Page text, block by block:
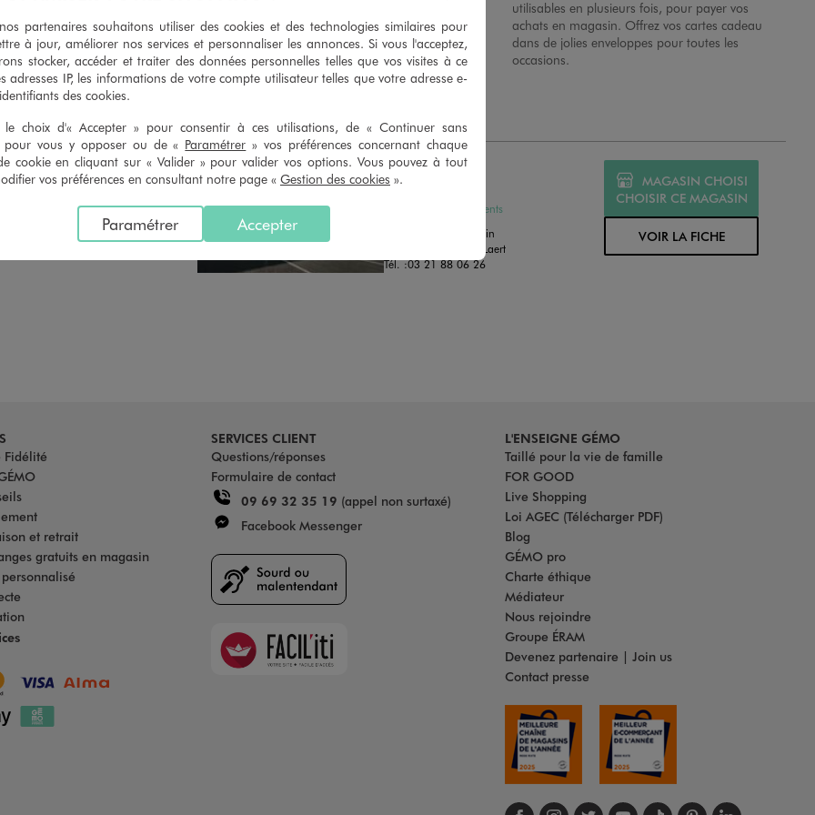
utilisables en plusieurs fois, pour payer vos
achats en magasin. Offrez vos cartes cadeau
dans de jolies enveloppes pour toutes les
occasions.
MAGASIN CHOISI
VOIR LA FICHE
Distance :
30.2 Km GEMO ST OMER
FERMÉ
Chaussures et Vêtements
Lieu Dit Le Long Jardin
62500 St Martin Au Laert
Tél. :03 21 88 06 26
MAGASIN CHOISI
CHOISIR CE MAGASIN
VOIR LA FICHE
Fidélité
et retrait
gratuits en magasin
SERVICES CLIENT
Questions/réponses
Formulaire de contact
09 69 32 35 19 (appel non surtaxé)
Facebook Messenger
Faciliti
L'ENSEIGNE GÉMO
Taillé pour la vie de famille
FOR GOOD
Live Shopping
Loi AGEC (Télécharger PDF)
Blog
GÉMO pro
Charte éthique
Médiateur
Nous rejoindre
Groupe ÉRAM
Devenez partenaire | Join us
Contact presse
partenaires souhaitons utiliser des cookies et des technologies similaires pour
à jour, améliorer nos services et personnaliser les annonces. Si vous l'acceptez,
stocker, accéder et traiter des données personnelles telles que vos visites à ce
adresses IP, les informations de votre compte utilisateur telles que votre adresse e-
des cookies.
le choix d'« Accepter » pour consentir à ces utilisations, de « Continuer sans
pour vous y opposer ou de « Paramétrer » vos préférences concernant chaque
cookie en cliquant sur « Valider » pour valider vos options. Vous pouvez à tout
vos préférences en consultant notre page « Gestion des cookies ».
Accepter
Paramétrer